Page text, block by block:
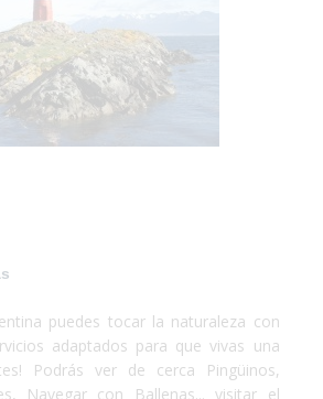
puedes tocar la naturaleza con
adaptados para que vivas una
Podrás ver de cerca Pingüinos,
Navegar con Ballenas... visitar el